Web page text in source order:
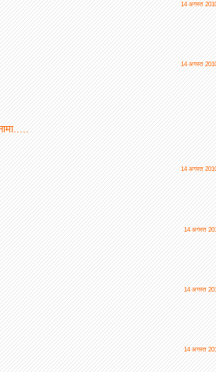
14 अगस्त
14 अगस्त
14 अगस्त
14 अगस्त
14 अगस्त
14 अगस्त